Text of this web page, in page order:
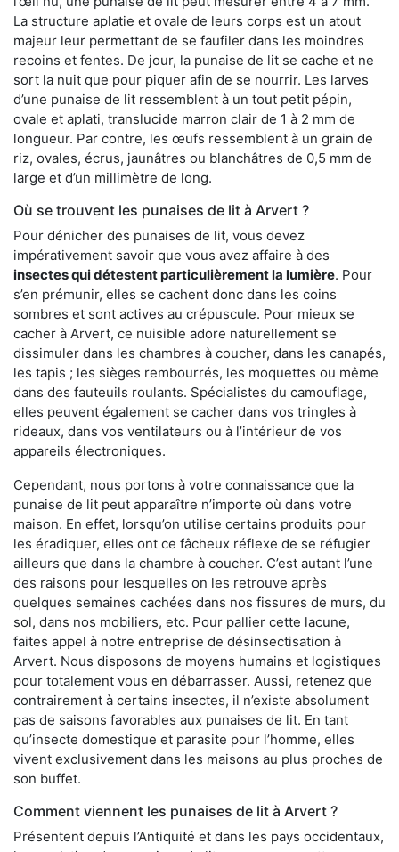
La structure aplatie et ovale de leurs corps est un atout
majeur leur permettant de se faufiler dans les moindres
recoins et fentes. De jour, la punaise de lit se cache et ne
sort la nuit que pour piquer afin de se nourrir. Les larves
d’une punaise de lit ressemblent à un tout petit pépin,
ovale et aplati, translucide marron clair de 1 à 2 mm de
longueur. Par contre, les œufs ressemblent à un grain de
riz, ovales, écrus, jaunâtres ou blanchâtres de 0,5 mm de
large et d’un millimètre de long.
Où se trouvent les punaises de lit à Arvert ?
Pour dénicher des punaises de lit, vous devez
impérativement savoir que vous avez affaire à des
insectes qui détestent particulièrement la lumière. Pour
s’en prémunir, elles se cachent donc dans les coins
sombres et sont actives au crépuscule. Pour mieux se
cacher à Arvert, ce nuisible adore naturellement se
dissimuler dans les chambres à coucher, dans les canapés,
les tapis ; les sièges rembourrés, les moquettes ou même
dans des fauteuils roulants. Spécialistes du camouflage,
elles peuvent également se cacher dans vos tringles à
rideaux, dans vos ventilateurs ou à l’intérieur de vos
appareils électroniques.
Cependant, nous portons à votre connaissance que la
punaise de lit peut apparaître n’importe où dans votre
maison. En effet, lorsqu’on utilise certains produits pour
les éradiquer, elles ont ce fâcheux réflexe de se réfugier
ailleurs que dans la chambre à coucher. C’est autant l’une
des raisons pour lesquelles on les retrouve après
quelques semaines cachées dans nos fissures de murs, du
sol, dans nos mobiliers, etc. Pour pallier cette lacune,
faites appel à notre entreprise de désinsectisation à
Arvert. Nous disposons de moyens humains et logistiques
pour totalement vous en débarrasser. Aussi, retenez que
contrairement à certains insectes, il n’existe absolument
pas de saisons favorables aux punaises de lit. En tant
qu’insecte domestique et parasite pour l’homme, elles
vivent exclusivement dans les maisons au plus proches de
son buffet.
Comment viennent les punaises de lit à Arvert ?
Présentent depuis l’Antiquité et dans les pays occidentaux,